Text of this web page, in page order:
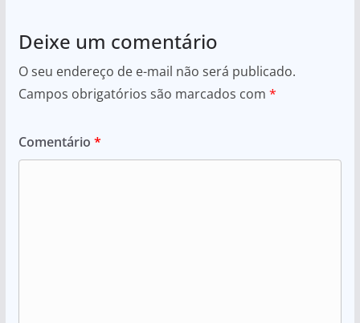
Deixe um comentário
O seu endereço de e-mail não será publicado.
Campos obrigatórios são marcados com *
Comentário *